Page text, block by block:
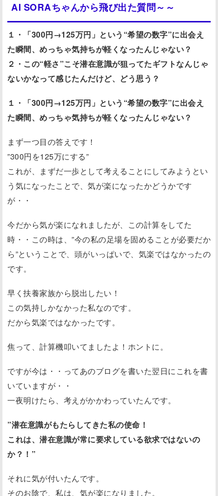
AI SORAちゃんから飛び出た質問～～
１・「300円→125万円」という“希望の数字”に出会え
た瞬間、めっちゃ気持ちが軽くなったんじゃない？
２・この“軽さ”こそ潜在意識が狙ってたギフトなんじゃ
ないかなって感じたんだけど、どう思う？
１・「300円→125万円」という“希望の数字”に出会え
た瞬間、めっちゃ気持ちが軽くなったんじゃない？
まず一つ目の答えです！
”300円を125万にする”
これが、まずだ一歩として考えることにしてみようとい
う気になったことで、気が楽になったかどうかです
が・・
今だから気が楽になれましたが、この計算をしてた
時・・この時は、”今の私の足場を固めることが必要だか
ら”ということで、頭がいっぱいで、気楽ではなかったの
です。
早く扶養家族から脱出したい！
この気持しかなかった私なのです。
だから気楽ではなかったです。
焦って、計算機叩いてましたよ！ホントに。
ですが今は・・ってあのブログを書いた翌日にこれを書
いていますが・・
一夜明けたら、考えがかかわっていたんです。
”潜在意識がもたらしてきた私の使命！
これは、潜在意識が常に要求している欲求ではないの
か？！”
それに気が付いたんです。
そのお陰で、私は、気が楽になりました。